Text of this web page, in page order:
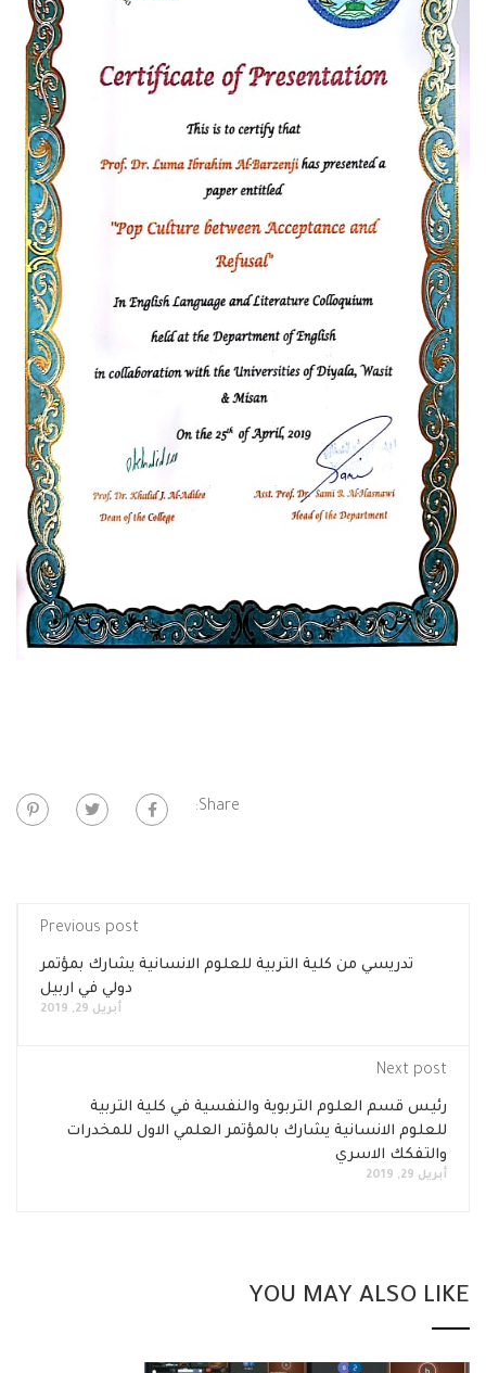
Share:
Previous post
تدريسي من كلية التربية للعلوم الانسانية يشارك بمؤتمر
دولي في اربيل
أبريل 29, 2019
Next post
رئيس قسم العلوم التربوية والنفسية في كلية التربية
للعلوم الانسانية يشارك بالمؤتمر العلمي الاول للمخدرات
والتفكك الاسري
أبريل 29, 2019
YOU MAY ALSO LIKE